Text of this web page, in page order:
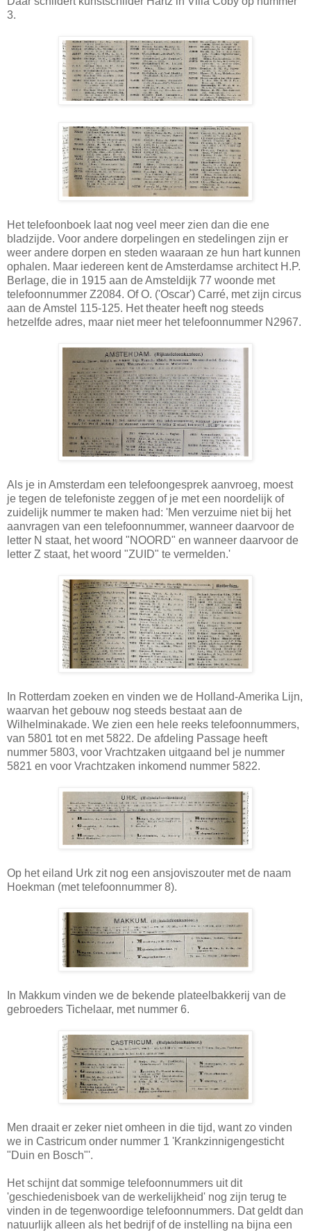
3.
Het telefoonboek laat nog veel meer zien dan die ene
bladzijde. Voor andere dorpelingen en stedelingen zijn er
weer andere dorpen en steden waaraan ze hun hart kunnen
ophalen. Maar iedereen kent de Amsterdamse architect H.P.
Berlage, die in 1915 aan de Amsteldijk 77 woonde met
telefoonnummer Z2084. Of O. ('Oscar') Carré, met zijn circus
aan de Amstel 115-125. Het theater heeft nog steeds
hetzelfde adres, maar niet meer het telefoonnummer N2967.
Als je in Amsterdam een telefoongesprek aanvroeg, moest
je tegen de telefoniste zeggen of je met een noordelijk of
zuidelijk nummer te maken had: 'Men verzuime niet bij het
aanvragen van een telefoonnummer, wanneer daarvoor de
letter N staat, het woord "NOORD" en wanneer daarvoor de
letter Z staat, het woord "ZUID" te vermelden.'
In Rotterdam zoeken en vinden we de Holland-Amerika Lijn,
waarvan het gebouw nog steeds bestaat aan de
Wilhelminakade. We zien een hele reeks telefoonnummers,
van 5801 tot en met 5822. De afdeling Passage heeft
nummer 5803, voor Vrachtzaken uitgaand bel je nummer
5821 en voor Vrachtzaken inkomend nummer 5822.
Op het eiland Urk zit nog een ansjoviszouter met de naam
Hoekman (met telefoonnummer 8).
In Makkum vinden we de bekende plateelbakkerij van de
gebroeders Tichelaar, met nummer 6.
Men draait er zeker niet omheen in die tijd, want zo vinden
we in Castricum onder nummer 1 'Krankzinnigengesticht
"Duin en Bosch"'.
Het schijnt dat sommige telefoonnummers uit dit
'geschiedenisboek van de werkelijkheid' nog zijn terug te
vinden in de tegenwoordige telefoonnummers. Dat geldt dan
natuurlijk alleen als het bedrijf of de instelling na bijna een